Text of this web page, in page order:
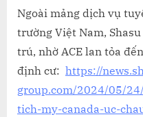
Ngoài mảng dịch vụ
trường Việt Nam,
trú, nhờ ACE lan tỏa
định cư: https://
group.com/2024/05/
tich-my-canada-uc-